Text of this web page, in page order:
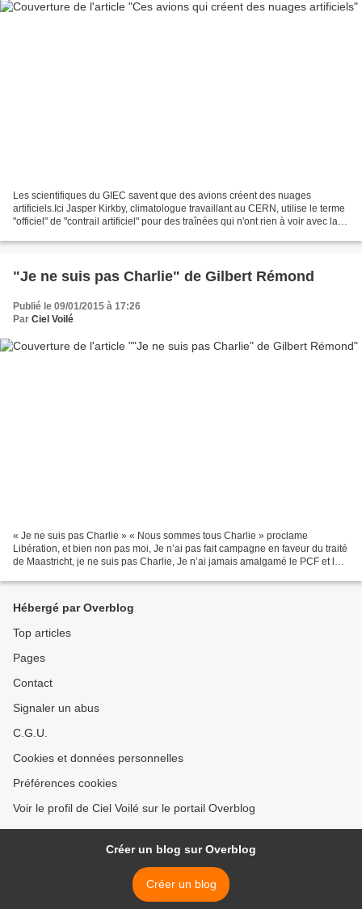
Les scientifiques du GIEC savent que des avions créent des nuages
artificiels.Ici Jasper Kirkby, climatologue travaillant au CERN, utilise le terme
"officiel" de "contrail artificiel" pour des traînées qui n'ont rien à voir avec la
"Je ne suis pas Charlie" de Gilbert Rémond
Publié le 09/01/2015 à 17:26
Par Ciel Voilé
« Je ne suis pas Charlie » « Nous sommes tous Charlie » proclame
Libération, et bien non pas moi, Je n’ai pas fait campagne en faveur du traité
de Maastricht, je ne suis pas Charlie, Je n’ai jamais amalgamé le PCF et le
Hébergé par Overblog
Top articles
Pages
Contact
Signaler un abus
C.G.U.
Cookies et données personnelles
Préférences cookies
Voir le profil de Ciel Voilé sur le portail Overblog
Créer un blog sur Overblog
Créer un blog